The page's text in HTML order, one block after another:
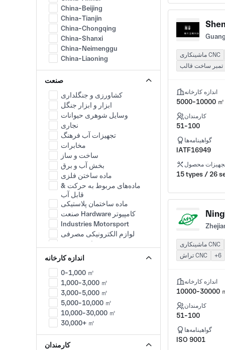
China-Beijing
China-Tianjin
China-Chongqing
China-Shanxi
China-Neimenggu
China-Liaoning
China-Jilin
China-Heilongjiang
China-Hubei
China-Hunan
China-Guangxi
China-Hainan
China-Sichuan
China-Guizhou
China-Yunnan
China-Shaanxi
China-Gansu
China-Ningxia
China-Qinghai
China-Xizang
China-Xinjiang
China-Hong Kong
China-Taiwan
صنعت
کشاورزی و جنگلداری
ابزار و ابزار جنگل
وسایل شوهری حیوانات
نجاری
تجهیزات آب فرهنگ
مخابرات
ساخت و ساز
بخش آب و برق
ماده ساختن فلزی
ماده‌های مربوط به حرکت &
ماده ساختمان پلاستیکی
صنعت Hardware کامپیوتر
Industries Motorsport
لوازم الکترونیکی مصرفی
ساز موسیقی
کالاهای مصرفی
پیشنهاد اداره
مبلمان
صنعت بازسازی بیرون
محصولات ورزشی
لوازم خانگی
صنعت اسباب بازی
تجهیزات آشپزخانه
نظامی
اندازه کارخانه
0-1,000 ㎡
1,000-3,000 ㎡
3,000-5,000 ㎡
5,000-10,000 ㎡
10,000-30,000 ㎡
30,000+ ㎡
کارمندان
ماشینکاری CNC
تمبر ساخت قالب
اندازه کارخانه
5000-10000 ㎡
کارمندان
51-100
گواهینامه‌ها
IATF16949
محصول
15 types / 26
ماشینکاری CNC
تراش CNC
+6
اندازه کارخانه
10000-30000
کارمندان
51-100
گواهینامه‌ها
ISO 9001